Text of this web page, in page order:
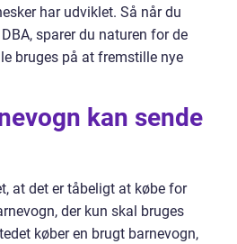
har udviklet. Så når du
sparer du naturen for de
bruges på at fremstille nye
kan sende
at det er tåbeligt at købe for
der kun skal bruges
køber en brugt barnevogn,